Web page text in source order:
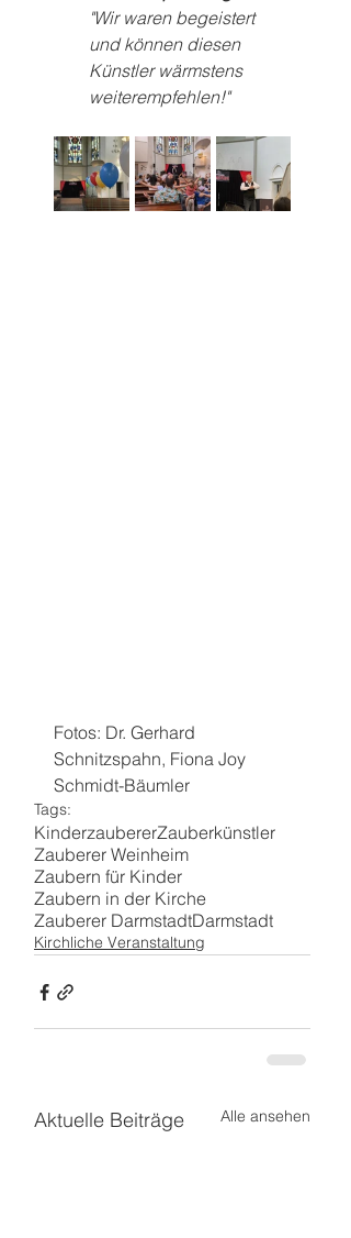
"Wir waren begeistert
und können diesen
Künstler wärmstens
weiterempfehlen!"
Fotos: Dr. Gerhard
Schnitzspahn, Fiona Joy
Schmidt-Bäumler
Tags:
KinderzaubererZauberkünstler
Zauberer Weinheim
Zaubern für Kinder
Zaubern in der Kirche
Zauberer DarmstadtDarmstadt
Kirchliche Veranstaltung
Aktuelle Beiträge Alle ansehen